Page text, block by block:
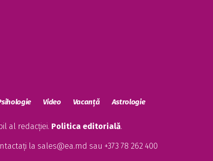
Video Vacanță Astrologie
al redacției. Politica editorială.
la sales@ea.md sau +373 78 262 400